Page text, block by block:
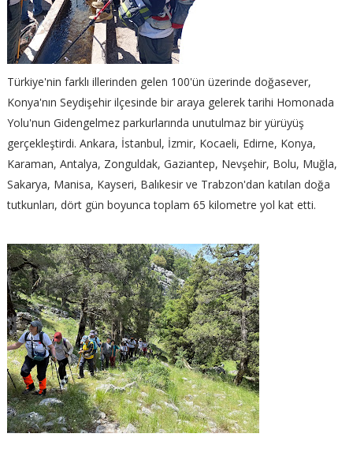
Türkiye'nin farklı illerinden gelen 100'ün üzerinde doğasever,
Konya'nın Seydişehir ilçesinde bir araya gelerek tarihi Homonada
Yolu'nun Gidengelmez parkurlarında unutulmaz bir yürüyüş
gerçekleştirdi. Ankara, İstanbul, İzmir, Kocaeli, Edirne, Konya,
Karaman, Antalya, Zonguldak, Gaziantep, Nevşehir, Bolu, Muğla,
Sakarya, Manisa, Kayseri, Balıkesir ve Trabzon'dan katılan doğa
tutkunları, dört gün boyunca toplam 65 kilometre yol kat etti.